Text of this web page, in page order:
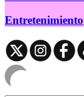
Entretenimiento